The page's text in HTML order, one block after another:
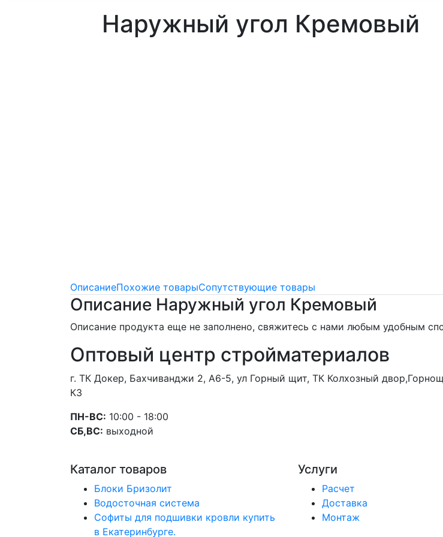
Наружный угол Кремовый
ОписаниеПохожие товарыСопутствующие товары
Описание Наружный угол Кремовый
Описание продукта еще не заполнено, свяжитесь с нами любым удобным
Оптовый центр стройматериалов
г. ТК Докер, Бахчиванджи 2, А6-5, ул Горный щит, ТК Колхозный
К3
ПН-ВС: 10:00 - 18:00
СБ,ВС: выходной
Каталог товаров
Блоки Бризолит
Водосточная система
Софиты для подшивки кровли купить
в Екатеринбурге.
Услуги
Расчет
Доставка
Монтаж